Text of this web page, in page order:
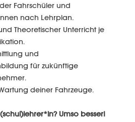
Fahrschüler und
nach Lehrplan.
Theoretischer Unterricht je
und
für zukünftige
deiner Fahrzeuge.
Umso besser!